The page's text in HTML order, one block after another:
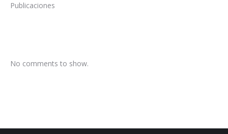
Publicaciones
No comments to show.